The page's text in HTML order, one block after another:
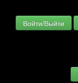
Войти/Выйти